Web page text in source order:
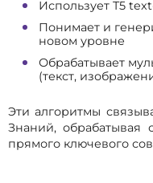
Использует T5
Понимает и
новом уровне
Обрабатывает
(текст,
Эти алгоритмы
Знаний, обрабатывая
прямого ключевого